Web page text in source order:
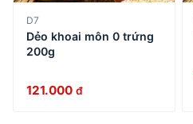
D7
Dẻo khoai môn 0 trứng
200g
121.000 đ